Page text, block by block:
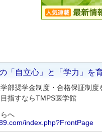
「自立心」と「学力」を
部奨学金制度・合格保証制度
指すならTMPS医学館
へ
index.php?FrontPage